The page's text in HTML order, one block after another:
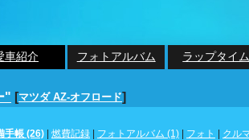
車紹介 フォトアルバム ラップタイム
" [マツダ AZ-オフロード]
手帳 (26) 燃費記録 フォトアルバム (1) フォト クル